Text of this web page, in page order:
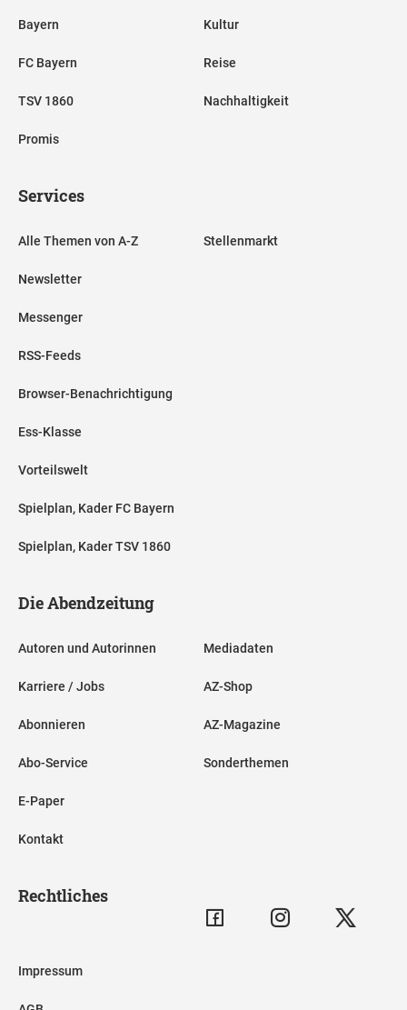
Bayern
FC Bayern
TSV 1860
Promis
Kultur
Reise
Nachhaltigkeit
Services
Alle Themen von A-Z
Newsletter
Messenger
RSS-Feeds
Browser-Benachrichtigung
Ess-Klasse
Vorteilswelt
Spielplan, Kader FC Bayern
Spielplan, Kader TSV 1860
Stellenmarkt
Die Abendzeitung
Autoren und Autorinnen
Karriere / Jobs
Abonnieren
Abo-Service
E-Paper
Kontakt
Mediadaten
AZ-Shop
AZ-Magazine
Sonderthemen
Rechtliches
Impressum